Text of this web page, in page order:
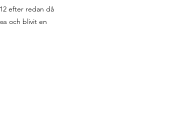
efter redan då
och blivit en